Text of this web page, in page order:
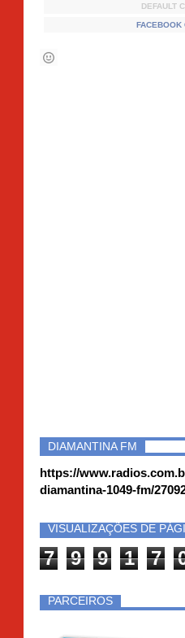
DEFAULT
FACEBOOK
DIAMANTINA FM
https://
diamantina-1049-fm/
VISUALIZAÇÕES DE
7 9 9 1 7
PARCEIROS